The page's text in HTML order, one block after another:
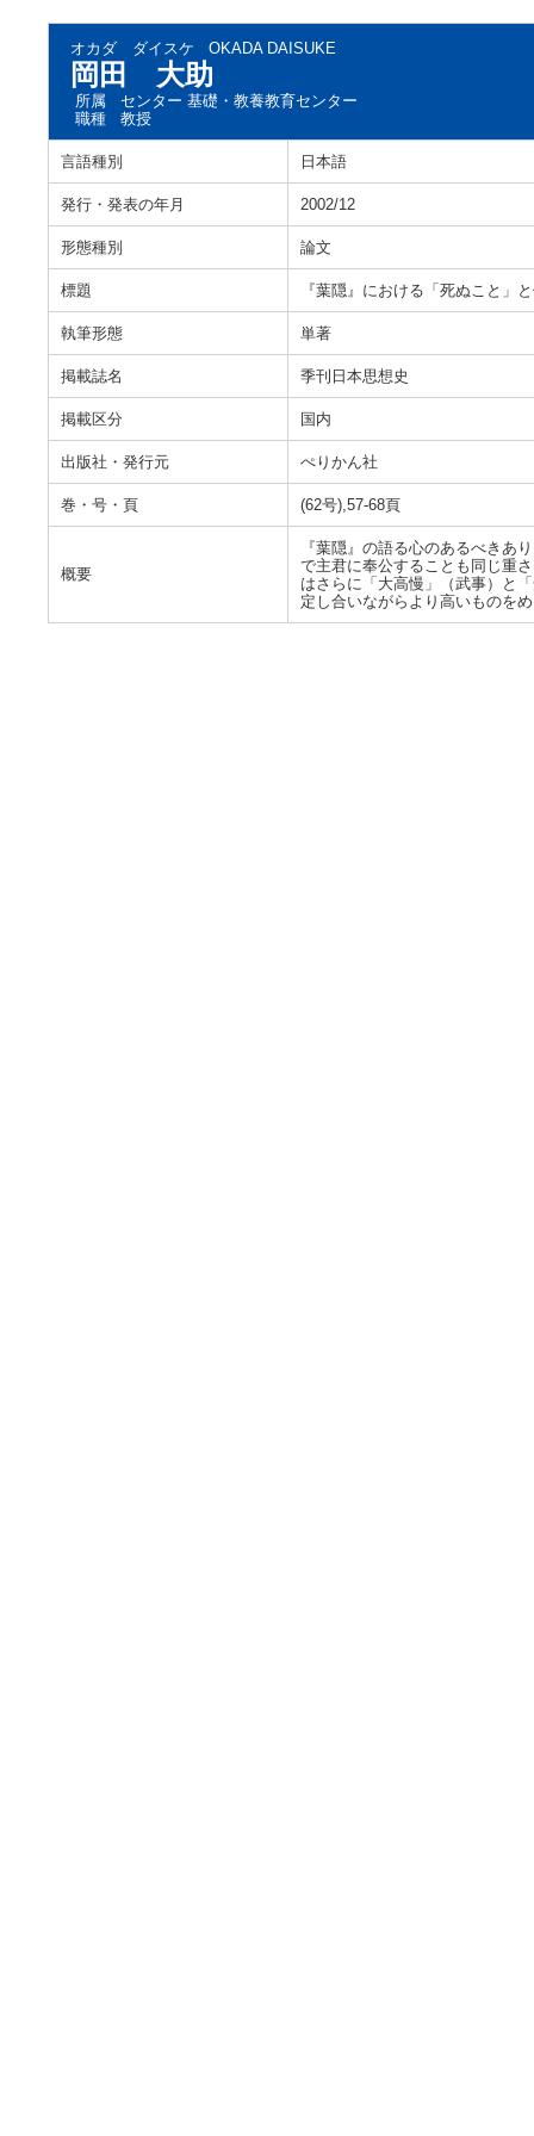
オカダ ダイスケ OKADA DAISUKE
岡田 大助
所属
センター 基礎・教養教育センター
職種
教授
言語種別 日本語
発行・発表の年月 2002/12
形態種別 論文
標題 『葉隠』における「死ぬこと」
執筆形態 単著
掲載誌名 季刊日本思想史
掲載区分 国内
出版社・発行元 ぺりかん社
巻・号・頁 (62号),57-68頁
概要
『葉隠』の語る心のあるべきあ
で主君に奉公することも同じ重
はさらに「大高慢」（武事）と
定し合いながらより高いものを